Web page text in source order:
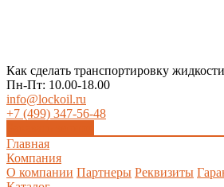
Как сделать транспортировку
Пн-Пт: 10.00-18.00
info@lockoil.ru
+7 (499) 347-56-48
Главная
Компания
О компании Партнеры Реквизиты